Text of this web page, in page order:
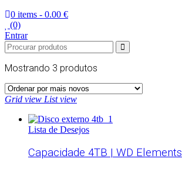
0 items - 0.00 €
(0)
Entrar
Mostrando 3 produtos
Grid view List view
Lista de Desejos
Capacidade 4TB | WD Elements